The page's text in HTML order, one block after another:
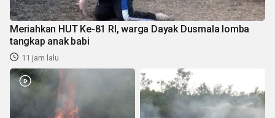
Meriahkan HUT Ke-81 RI, warga Dayak Dusmala lomba
tangkap anak babi
11 jam lalu